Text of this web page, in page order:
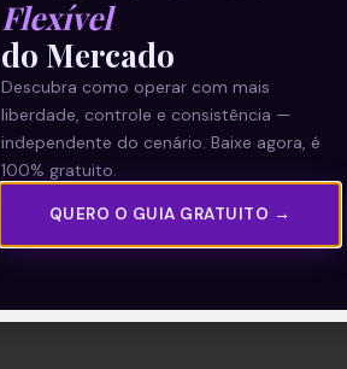
Flexível
do Mercado
Descubra como operar com mais
liberdade, controle e consistência —
independente do cenário. Baixe agora, é
100% gratuito.
QUERO O GUIA GRATUITO →